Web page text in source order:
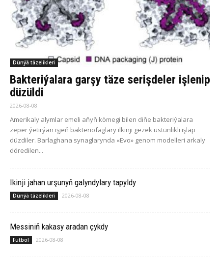
Dünýä täzelikleri
Bakteriýalara garşy täze serişdeler işlenip
düzüldi
2026-08-08
Amerikaly alymlar emeli aňyň kömegi bilen diňe bakteriýalara
zeper ýetirýän işjeň bakteriofaglary ilkinji gezek üstünlikli işläp
düzdiler. Barlaghana synaglarynda «Evo» genom modelleri arkaly
döredilen...
Ikinji jahan urşunyň galyndylary tapyldy
Dünýä täzelikleri 2026-08-08
Messiniň kakasy aradan çykdy
Futbol 2026-08-08